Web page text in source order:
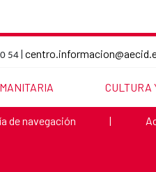
54|
de la AECID
PÁGINA: ENLACE A
CULTURA
a la página:
de navegación |